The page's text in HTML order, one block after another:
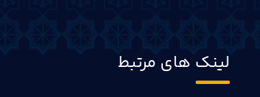
لینک های مرتبط